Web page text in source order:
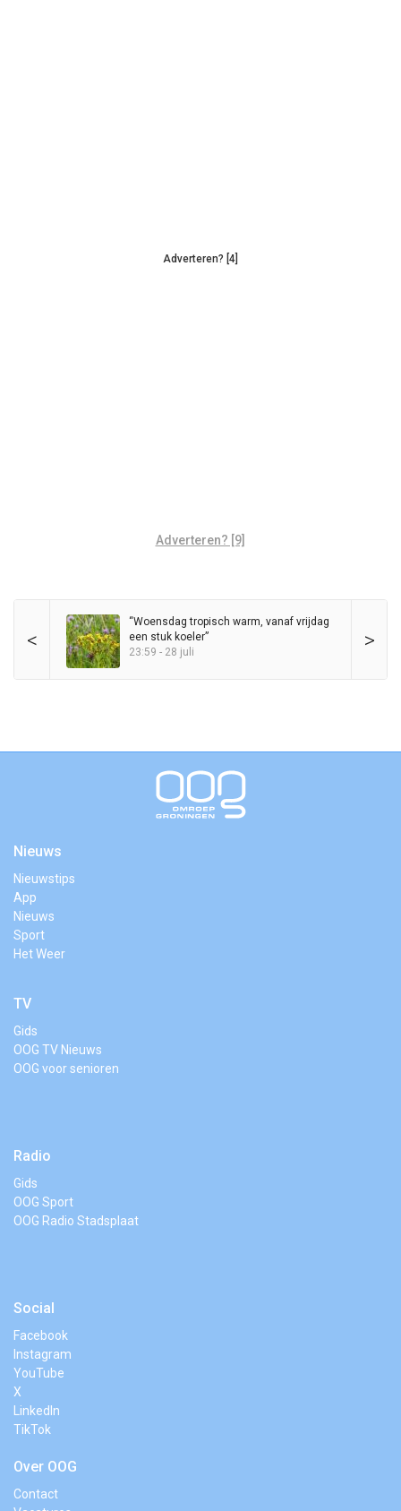
Adverteren? [4]
Adverteren? [9]
< >
“Woensdag tropisch warm, vanaf vrijdag
een stuk koeler”
23:59 - 28 juli
Nieuws
Nieuwstips
App
Nieuws
Sport
Het Weer
TV
Gids
OOG TV Nieuws
OOG voor senioren
Radio
Gids
OOG Sport
OOG Radio Stadsplaat
Social
Facebook
Instagram
YouTube
X
LinkedIn
TikTok
Over OOG
Contact